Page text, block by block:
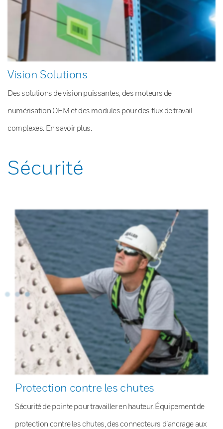
Vision Solutions
Des solutions de vision puissantes, des moteurs de
numérisation OEM et des modules pour des flux de travail
complexes. En savoir plus.
Sécurité
Protection contre les chutes
Sécurité de pointe pour travailler en hauteur. Équipement de
protection contre les chutes, des connecteurs d’ancrage aux